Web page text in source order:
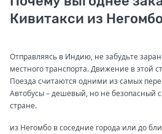
Кивитакси из Негомбо
Отправляясь в Индию, не забудьте
местного транспорта. Движение в этой
Поезда считаются одними из самых
Автобусы – дешевый, но не безопасный
стране.
из Негомбо в соседние города или до